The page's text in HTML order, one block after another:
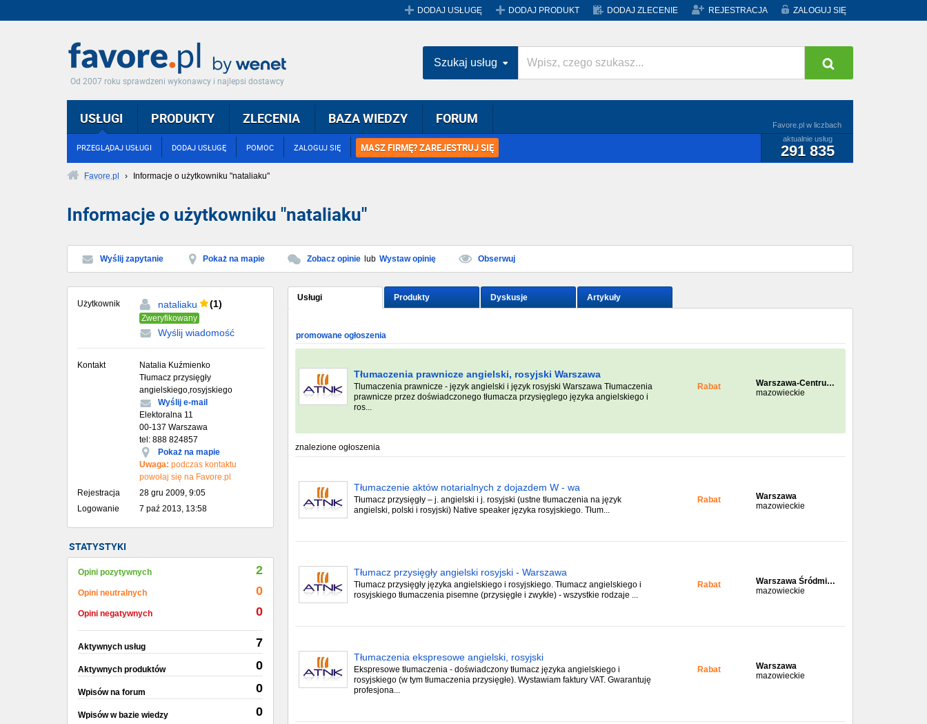
DODAJ USŁUGĘ DODAJ PRODUKT DODAJ ZLECENIE REJESTRACJA ZALOGUJ SIĘ
Od 2007 roku sprawdzeni wykonawcy i najlepsi dostawcy
USŁUGI
PRZEGLĄDAJ USŁUGI DODAJ USŁUGĘ POMOC ZALOGUJ SIĘ MASZ FIRMĘ? ZAREJESTRUJ SIĘ
Favore.pl w liczbach
aktualnie usług
291 835
PRODUKTY ZLECENIA BAZA WIEDZY FORUM
Szukaj usług
Favore.pl › Informacje o użytkowniku "nataliaku"
Informacje o użytkowniku "nataliaku"
Wyślij zapytanie Pokaż na mapie Zobacz opinie lub Wystaw opinię Obserwuj
Użytkownik nataliaku (1)
Zweryfikowany
Wyślij wiadomość
Kontakt
Natalia Kuźmienko
Tłumacz przysięgły
angielskiego,rosyjskiego
Wyślij e-mail
Elektoralna 11
00-137 Warszawa
tel: 888 824857
Pokaż na mapie
Uwaga: podczas kontaktu
powołaj się na Favore.pl
Rejestracja
28 gru 2009, 9:05
Logowanie
7 paź 2013, 13:58
STATYSTYKI
Opini pozytywnych 2
Opini neutralnych 0
Opini negatywnych 0
Aktywnych usług 7
Aktywnych produktów 0
Wpisów na forum 0
Wpisów w bazie wiedzy 0
Usługi Produkty Dyskusje Artykuły
promowane ogłoszenia
Tłumaczenia prawnicze angielski, rosyjski Warszawa
Tlumaczenia prawnicze - język angielski i język rosyjski Warszawa Tłumaczenia
prawnicze przez doświadczonego tłumacza przysięglego języka angielskiego i
ros...
Rabat
Warszawa-Centru…
mazowieckie
znalezione ogłoszenia
Tłumaczenie aktów notarialnych z dojazdem W - wa
Tłumacz przysięgły – j. angielski i j. rosyjski (ustne tłumaczenia na język
angielski, polski i rosyjski) Native speaker języka rosyjskiego. Tłum...
Rabat
Warszawa
mazowieckie
Tłumacz przysięgły angielski rosyjski - Warszawa
Tłumacz przysięgły języka angielskiego i rosyjskiego. Tłumacz angielskiego i
rosyjskiego tłumaczenia pisemne (przysięgłe i zwykłe) - wszystkie rodzaje ...
Rabat
Warszawa Śródmi…
mazowieckie
Tłumaczenia ekspresowe angielski, rosyjski
Ekspresowe tłumaczenia - doświadczony tłumacz języka angielskiego i
rosyjskiego (w tym tłumaczenia przysięgłe). Wystawiam faktury VAT. Gwarantuję
profesjona...
Rabat
Warszawa
mazowieckie